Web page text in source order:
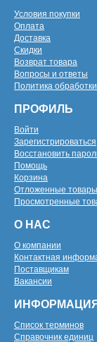
Условия покупки
Оплата
Доставка
Скидки
Возврат товара
Вопросы и ответы
Политика
ПРОФИЛЬ
Войти
Зарегистрироваться
Восстановить
Помощь
Корзина
Отложенные товары
Просмотренные
О НАС
О компании
Контактная
Поставщикам
Вакансии
ИНФОРМАЦИЯ
Список терминов
Справочник единиц